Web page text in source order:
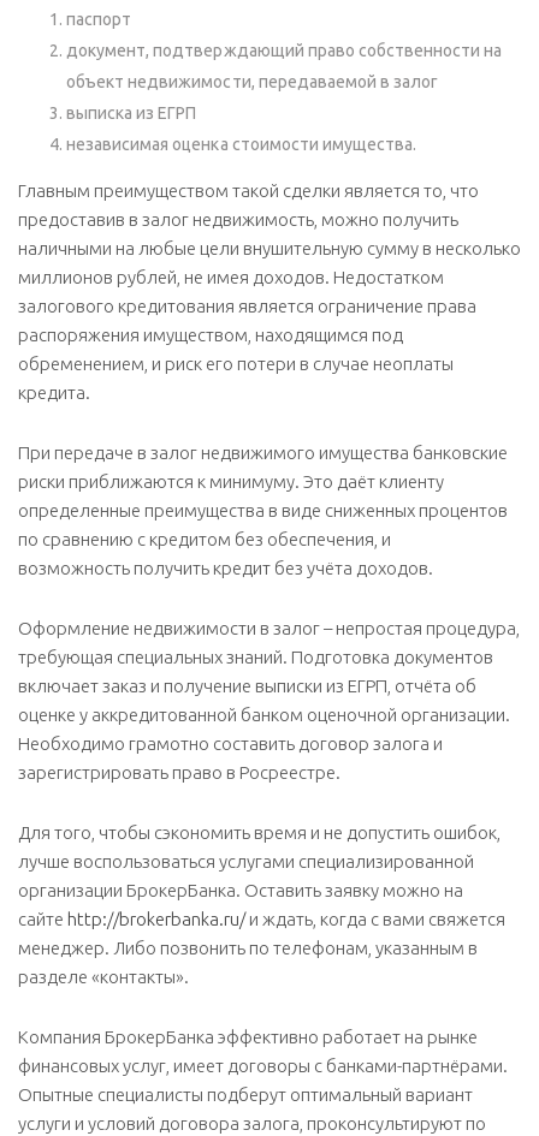
паспорт
документ, подтверждающий право собственности на
объект недвижимости, передаваемой в залог
выписка из ЕГРП
независимая оценка стоимости имущества.
Главным преимуществом такой сделки является то, что
предоставив в залог недвижимость, можно получить
наличными на любые цели внушительную сумму в несколько
миллионов рублей, не имея доходов. Недостатком
залогового кредитования является ограничение права
распоряжения имуществом, находящимся под
обременением, и риск его потери в случае неоплаты
кредита.
При передаче в залог недвижимого имущества банковские
риски приближаются к минимуму. Это даёт клиенту
определенные преимущества в виде сниженных процентов
по сравнению с кредитом без обеспечения, и
возможность получить кредит без учёта доходов.
Оформление недвижимости в залог – непростая процедура,
требующая специальных знаний. Подготовка документов
включает заказ и получение выписки из ЕГРП, отчёта об
оценке у аккредитованной банком оценочной организации.
Необходимо грамотно составить договор залога и
зарегистрировать право в Росреестре.
Для того, чтобы сэкономить время и не допустить ошибок,
лучше воспользоваться услугами специализированной
организации БрокерБанка. Оставить заявку можно на
сайте http://brokerbanka.ru/и ждать, когда с вами свяжется
менеджер. Либо позвонить по телефонам, указанным в
разделе «контакты».
Компания БрокерБанка эффективно работает на рынке
финансовых услуг, имеет договоры с банками-партнёрами.
Опытные специалисты подберут оптимальный вариант
услуги и условий договора залога, проконсультируют по